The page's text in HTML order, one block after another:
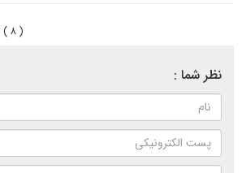
( ۸ )
نظر شما :